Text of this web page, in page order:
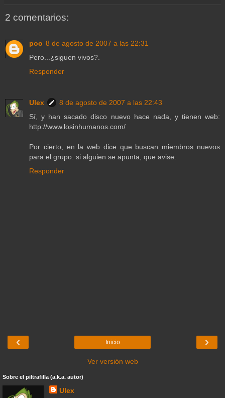
2 comentarios:
poo 8 de agosto de 2007 a las 22:31
Pero...¿siguen vivos?.
Responder
Ulex
8 de agosto de 2007 a las 22:43
Sí, y han sacado disco nuevo hace nada, y tienen web:
http://www.losinhumanos.com/
Por cierto, en la web dice que buscan miembros nuevos
para el grupo. si alguien se apunta, que avise.
Responder
‹ ›
Inicio
Ver versión web
Sobre el piltrafilla (a.k.a. autor)
Ulex